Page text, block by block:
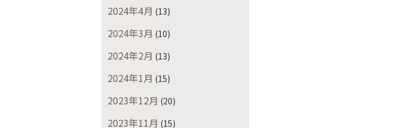
2024年4月 (13)
2024年3月 (10)
2024年2月 (13)
2024年1月 (15)
2023年12月 (20)
2023年11月 (15)